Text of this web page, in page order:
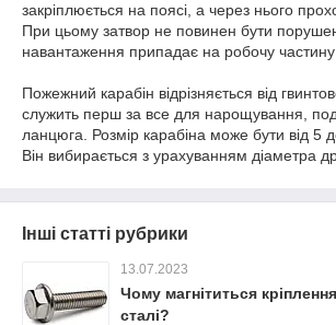
закріплюється на поясі, а через нього
При цьому затвор не повинен бути
навантаження припадає на робочу частину
Пожежний карабін відрізняється від
служить перш за все для нарощування,
ланцюга. Розмір карабіна може бути від 5
Він вибирається з урахуванням діаметра
Інші статті рубрики
13.07.2023
Чому магнітиться
сталі?